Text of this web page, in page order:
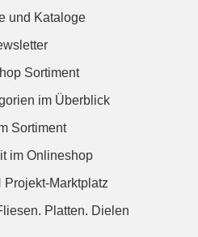
und Kataloge
Sortiment
im Überblick
Sortiment
im Onlineshop
Projekt-Marktplatz
Platten. Dielen